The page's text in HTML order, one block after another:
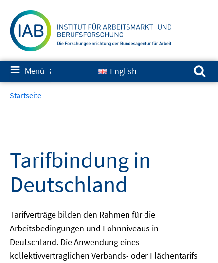
zum
Inhalt
≡ Menü ✘ English
Suchen nach:
Startseite
Tarifbindung in
Deutschland
Tarifverträge bilden den Rahmen für die
Arbeitsbedingungen und Lohnniveaus in
Deutschland. Die Anwendung eines
kollektivvertraglichen Verbands- oder Flächentarifs